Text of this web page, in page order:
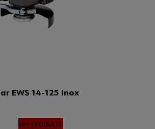
EWS 14-125 Inox
Ver producto